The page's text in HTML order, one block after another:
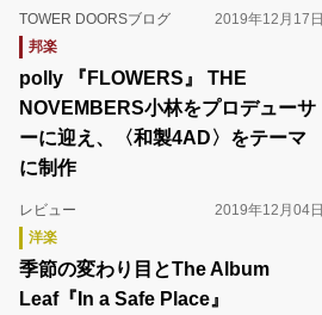
TOWER DOORSブログ
2019年12月17日
邦楽
polly 『FLOWERS』 THE
NOVEMBERS小林をプロデューサ
ーに迎え、〈和製4AD〉をテーマ
に制作
レビュー
2019年12月04日
洋楽
季節の変わり目とThe Album
Leaf『In a Safe Place』